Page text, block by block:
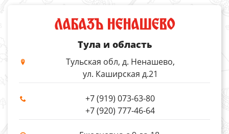
ЛАБАЗЪ НЕНАШЕВО
Тула и область
Тульская обл, д. Ненашево,
ул. Каширская д.21
+7 (919) 073-63-80
+7 (920) 777-46-64